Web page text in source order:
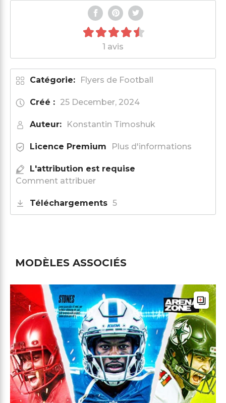
1 avis
Catégorie: Flyers de Football
Créé : 25 December, 2024
Auteur: Konstantin Timoshuk
Licence Premium Plus d'informations
L'attribution est requise
Comment attribuer
Téléchargements 5
MODÈLES ASSOCIÉS